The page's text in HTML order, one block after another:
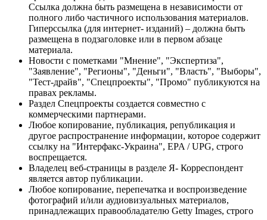
Ссылка должна быть размещена в независимости от
полного либо частичного использования материалов.
Гиперссылка (для интернет- изданий) – должна быть
размещена в подзаголовке или в первом абзаце
материала.
Новости с пометками "Мнение", "Экспертиза",
"Заявление", "Регионы", "Деньги", "Власть", "Выборы",
"Тест-драйв", "Спецпроекты", "Промо" публикуются на
правах рекламы.
Раздел Спецпроекты создается совместно с
коммерческими партнерами.
Любое копирование, публикация, републикация и
другое распространение информации, которое содержит
ссылку на "Интерфакс-Украина", EPA / UPG, строго
воспрещается.
Владелец веб-страницы в разделе Я- Корреспондент
является автор публикации.
Любое копирование, перепечатка и воспроизведение
фотографий и/или аудиовизуальных материалов,
принадлежащих правообладателю Getty Images, строго